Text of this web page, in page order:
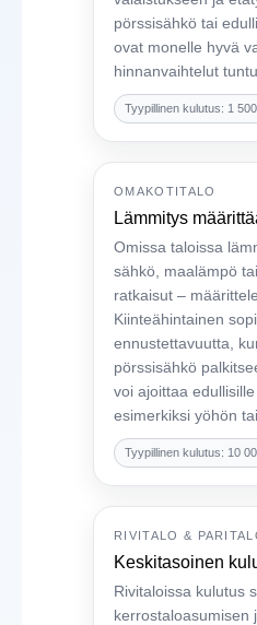
pörssisähkö tai
ovat monelle hyvä
hinnanvaihtelut
Tyypillinen kulutus: 1
OMAKOTITALO
Lämmitys
Omissa taloissa
sähkö, maalämpö
ratkaisut –
Kiinteähintainen
ennustettavuutta,
pörssisähkö
voi ajoittaa edullisille
esimerkiksi yöhön
Tyypillinen kulutus: 10
RIVITALO &
Keskitasoinen
Rivitaloissa kulutus
kerrostaloasumisen